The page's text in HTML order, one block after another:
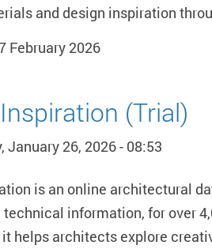
and design inspiration
February 2026
(Trial)
January 26, 2026 - 08:53
is an online architectural
technical information, for over
helps architects explore